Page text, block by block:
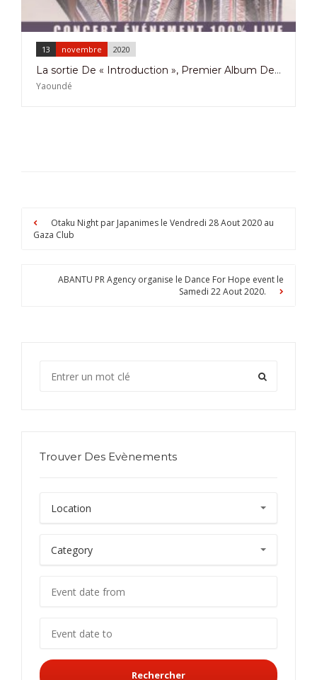
13 novembre 2020
La sortie De « Introduction », Premier Album De Sandrine Nnanga Se Fera En Concert 100%Live Le 13 Novembre 2020 à l’Hôtel La Falaise Yaoundé
Yaoundé
Otaku Night par Japanimes le Vendredi 28 Aout 2020 au
Gaza Club
ABANTU PR Agency organise le Dance For Hope event le
Samedi 22 Aout 2020.
Trouver Des Evènements
Rechercher